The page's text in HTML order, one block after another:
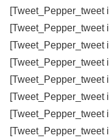
[Tweet_Pepper_tweet
[Tweet_Pepper_tweet
[Tweet_Pepper_tweet
[Tweet_Pepper_tweet
[Tweet_Pepper_tweet
[Tweet_Pepper_tweet
[Tweet_Pepper_tweet
[Tweet_Pepper_tweet